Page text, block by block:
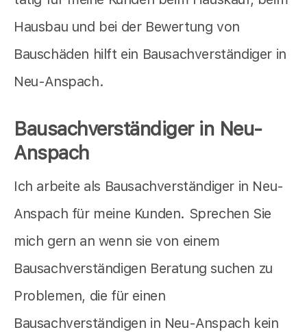
Hausbau und bei der Bewertung von
Bauschäden hilft ein Bausachverständiger in
Neu-Anspach.
Bausachverständiger in Neu-
Anspach
Ich arbeite als Bausachverständiger in Neu-
Anspach für meine Kunden. Sprechen Sie
mich gern an wenn sie von einem
Bausachverständigen Beratung suchen zu
Problemen, die für einen
Bausachverständigen in Neu-Anspach kein